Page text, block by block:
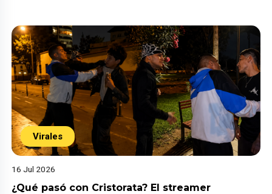
Virales
16 Jul 2026
¿Qué pasó con Cristorata? El streamer